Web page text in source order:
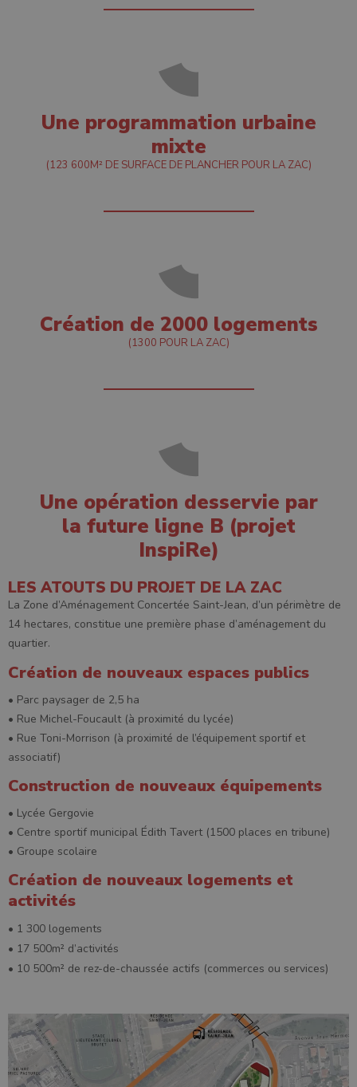
Une programmation urbaine
mixte
(123 600M² DE SURFACE DE PLANCHER POUR LA ZAC)
Création de 2000 logements
(1300 POUR LA ZAC)
Une opération desservie par
la future ligne B (projet
InspiRe)
LES ATOUTS DU PROJET DE LA ZAC
La Zone d’Aménagement Concertée Saint-Jean, d’un périmètre de
14 hectares, constitue une première phase d’aménagement du
quartier.
Création de nouveaux espaces publics
• Parc paysager de 2,5 ha
• Rue Michel-Foucault (à proximité du lycée)
• Rue Toni-Morrison (à proximité de l’équipement sportif et
associatif)
Construction de nouveaux équipements
• Lycée Gergovie
• Centre sportif municipal Édith Tavert (1500 places en tribune)
• Groupe scolaire
Création de nouveaux logements et
activités
• 1 300 logements
• 17 500m² d’activités
• 10 500m² de rez-de-chaussée actifs (commerces ou services)